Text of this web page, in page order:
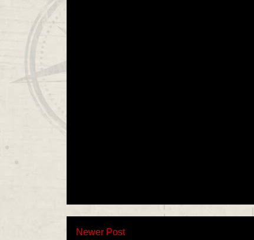
Newer Post